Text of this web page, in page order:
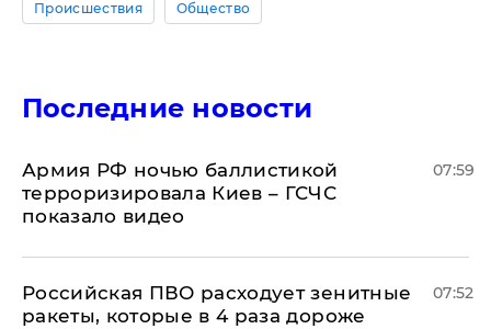
Происшествия Общество
Последние новости
Армия РФ ночью баллистикой
терроризировала Киев – ГСЧС
показало видео
07:59
Российская ПВО расходует зенитные
ракеты, которые в 4 раза дороже
07:52